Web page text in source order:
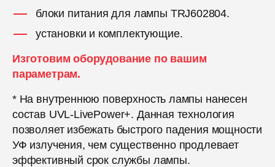
блоки питания для лампы TRJ602804.
установки и комплектующие.
Изготовим оборудование по вашим
параметрам.
* На внутреннюю поверхность лампы нанесен
состав UVL-LivePower+. Данная технология
позволяет избежать быстрого падения мощности
УФ излучения, чем существенно продлевает
эффективный срок службы лампы.